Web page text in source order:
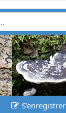
S’enregistrer